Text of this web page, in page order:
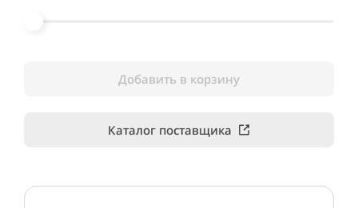
Добавить в корзину
Каталог поставщика